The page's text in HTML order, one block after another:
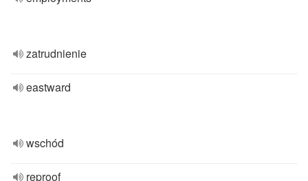
zatrudnienie
eastward
wschód
reproof